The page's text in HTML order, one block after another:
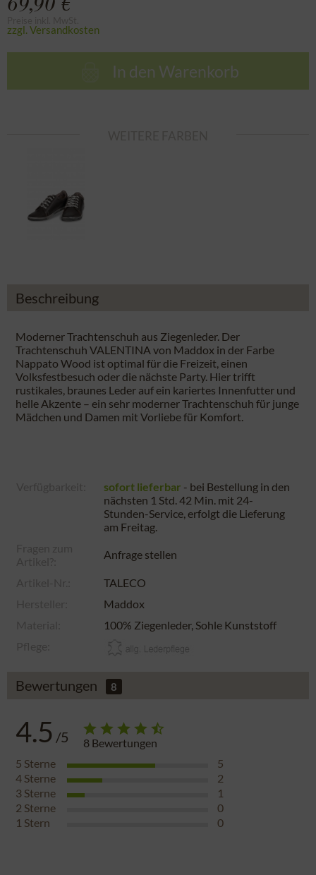
69,90 €
zzgl. Versandkosten
In den Warenkorb
Beschreibung
Moderner Trachtenschuh aus Ziegenleder. Der
Trachtenschuh VALENTINA von Maddox in der Farbe
Nappato Wood ist optimal für die Freizeit, einen
Volksfestbesuch oder die nächste Party. Hier trifft
rustikales, braunes Leder auf ein kariertes Innenfutter und
helle Akzente – ein sehr moderner Trachtenschuh für junge
Mädchen und Damen mit Vorliebe für Komfort.
sofort lieferbar - bei Bestellung in den
nächsten 1 Std. 42 Min. mit 24-
Stunden-Service, erfolgt die Lieferung
am Freitag.
Anfrage stellen
TALECO
Maddox
100% Ziegenleder, Sohle Kunststoff
Bewertungen 8
4.5 /5 8 Bewertungen
5 Sterne
5
4 Sterne
2
3 Sterne
1
2 Sterne
0
1 Stern 0